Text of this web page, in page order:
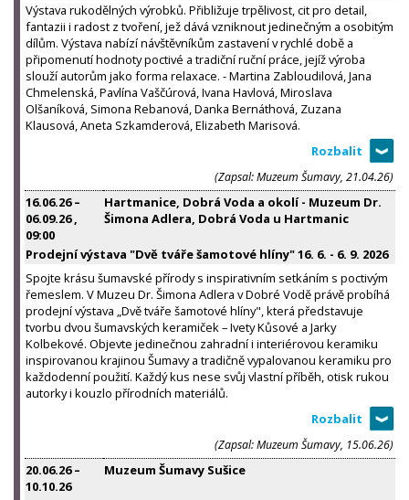
Výstava rukodělných výrobků. Přibližuje trpělivost, cit pro detail,
fantazii i radost z tvoření, jež dává vzniknout jedinečným a osobitým
dílům. Výstava nabízí návštěvníkům zastavení v rychlé době a
připomenutí hodnoty poctivé a tradiční ruční práce, jejíž výroba
slouží autorům jako forma relaxace. - Martina Zabloudilová, Jana
Chmelenská, Pavlína Vaščúrová, Ivana Havlová, Miroslava
Olšaníková, Simona Rebanová, Danka Bernáthová, Zuzana
Klausová, Aneta Szkamderová, Elizabeth Marisová.
(Zapsal: Muzeum Šumavy, 21.04.26)
16.06.26–
06.09.26,
09:00
Hartmanice, Dobrá Voda a okolí - Muzeum Dr.
Šimona Adlera, Dobrá Voda u Hartmanic
Prodejní výstava "Dvě tváře šamotové hlíny" 16. 6. - 6. 9. 2026
Spojte krásu šumavské přírody s inspirativním setkáním s poctivým
řemeslem. V Muzeu Dr. Šimona Adlera v Dobré Vodě právě probíhá
prodejní výstava „Dvě tváře šamotové hlíny", která představuje
tvorbu dvou šumavských keramiček – Ivety Kůsové a Jarky
Kolbekové. Objevte jedinečnou zahradní i interiérovou keramiku
inspirovanou krajinou Šumavy a tradičně vypalovanou keramiku pro
každodenní použití. Každý kus nese svůj vlastní příběh, otisk rukou
autorky i kouzlo přírodních materiálů.
(Zapsal: Muzeum Šumavy, 15.06.26)
20.06.26–
10.10.26
Muzeum Šumavy Sušice